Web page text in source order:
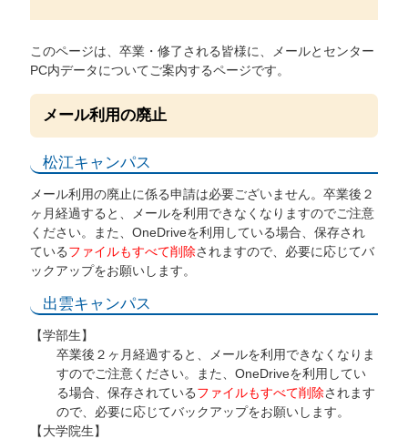
このページは、卒業・修了される皆様に、メールとセンター
PC内データについてご案内するページです。
メール利用の廃止
松江キャンパス
メール利用の廃止に係る申請は必要ございません。卒業後２
ヶ月経過すると、メールを利用できなくなりますのでご注意
ください。また、OneDriveを利用している場合、保存され
ているファイルもすべて削除されますので、必要に応じてバ
ックアップをお願いします。
出雲キャンパス
【学部生】
卒業後２ヶ月経過すると、メールを利用できなくなりま
すのでご注意ください。また、OneDriveを利用してい
る場合、保存されているファイルもすべて削除されます
ので、必要に応じてバックアップをお願いします。
【大学院生】